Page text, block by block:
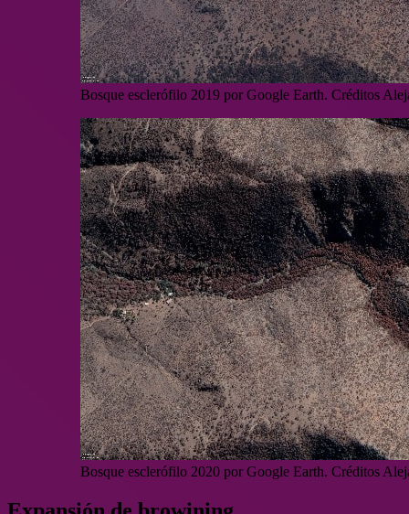
Bosque esclerófilo 2019 por Google Earth. Créditos
Bosque esclerófilo 2020 por Google Earth. Créditos